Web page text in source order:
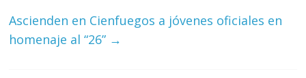
Ascienden en Cienfuegos a jóvenes oficiales en
homenaje al “26” →